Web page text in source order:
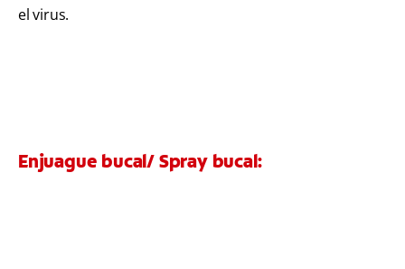
el virus.
Enjuague bucal/ Spray bucal: